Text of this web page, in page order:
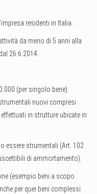
residenti in Italia.
da meno di 5 anni alla
26.6.2014.
(per singolo bene)
nuovi compresi
in strutture ubicate in
essere strumentali (Art. 102
di ammortamento).
(esempio beni a scopo
per quei beni complessi